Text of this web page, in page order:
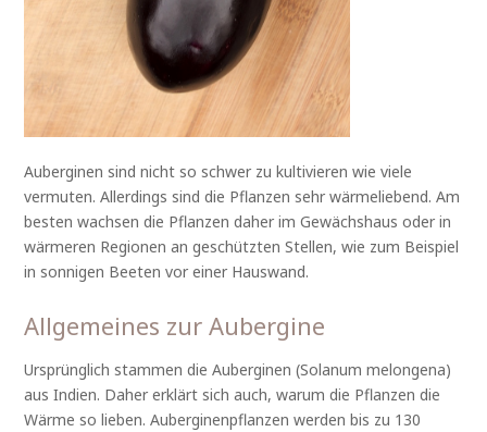
Auberginen sind nicht so schwer zu kultivieren wie viele
vermuten. Allerdings sind die Pflanzen sehr wärmeliebend. Am
besten wachsen die Pflanzen daher im Gewächshaus oder in
wärmeren Regionen an geschützten Stellen, wie zum Beispiel
in sonnigen Beeten vor einer Hauswand.
Allgemeines zur Aubergine
Ursprünglich stammen die Auberginen (Solanum melongena)
aus Indien. Daher erklärt sich auch, warum die Pflanzen die
Wärme so lieben. Auberginenpflanzen werden bis zu 130